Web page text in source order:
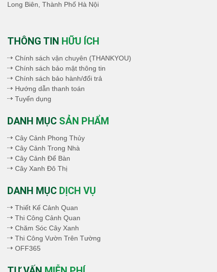
Long Biên, Thành Phố Hà Nội
THÔNG TIN HỮU ÍCH
Chính sách vận chuyên (THANKYOU)
Chính sách bảo mật thông tin
Chính sách bảo hành/đổi trả
Hướng dẫn thanh toán
Tuyển dụng
DANH MỤC SẢN PHẨM
Cây Cảnh Phong Thủy
Cây Cảnh Trong Nhà
Cây Cảnh Để Bàn
Cây Xanh Đô Thị
DANH MỤC DỊCH VỤ
Thiết Kế Cảnh Quan
Thi Công Cảnh Quan
Chăm Sóc Cây Xanh
Thi Công Vườn Trên Tường
OFF365